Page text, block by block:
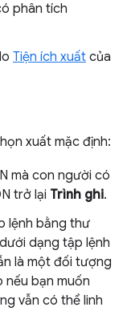
phân tích
Tiện ích xuất của
xuất mặc định:
mà con người có
trở lại Trình ghi.
lệnh bằng thư
dạng tập lệnh
là một đối tượng
nếu bạn muốn
vẫn có thể linh